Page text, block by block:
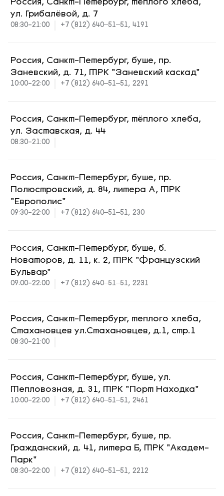
Россия, Санкт-Петербург, тёплого хлеба,
ул. Грибалёвой, д. 7
08:30-21:00 +7 (812) 640‒51‒51, 4191
Россия, Санкт-Петербург, буше, пр.
Заневский, д. 71, ТРК "Заневский каскад"
10:00-22:00 +7 (812) 640‒51‒51, 2291
Россия, Санкт-Петербург, тёплого хлеба,
ул. Заставская, д. 44
08:30-21:00
Россия, Санкт-Петербург, буше, пр.
Полюстровский, д. 84, литера А, ТРК
"Европолис"
09:30-22:00 +7 (812) 640‒51‒51, 230
Россия, Санкт-Петербург, буше, б.
Новаторов, д. 11, к. 2, ТРК "Французский
Бульвар"
09:00-22:00 +7 (812) 640‒51‒51, 2231
Россия, Санкт-Петербург, теплого хлеба,
Стахановцев ул.Стахановцев, д.1, стр.1
08:30-21:00
Россия, Санкт-Петербург, буше, ул.
Тепловозная, д. 31, ТРК "Порт Находка"
10:00-22:00 +7 (812) 640‒51‒51, 2461
Россия, Санкт-Петербург, буше, пр.
Гражданский, д. 41, литера Б, ТРК "Академ-
Парк"
08:30-22:00 +7 (812) 640‒51‒51, 2212